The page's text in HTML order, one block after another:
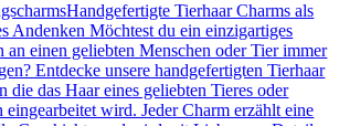
Handgefertigte Tierhaar Charms als
Andenken Möchtest du ein einzigartiges
an einen geliebten Menschen oder Tier immer
Entdecke unsere handgefertigten Tierhaar
die das Haar eines geliebten Tieres oder
eingearbeitet wird. Jeder Charm erzählt eine